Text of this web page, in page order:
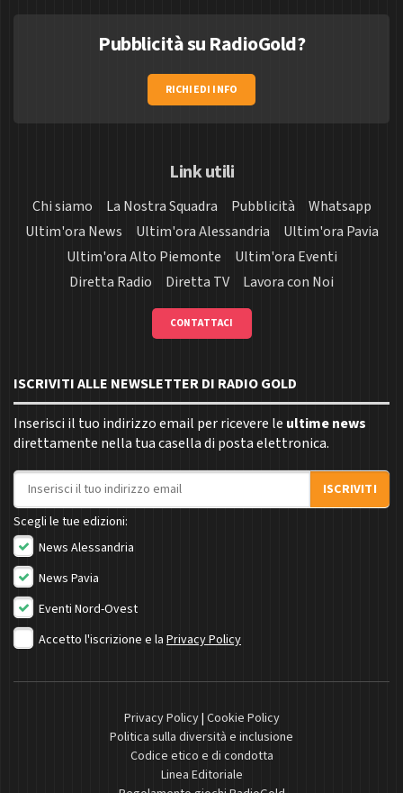
Pubblicità su RadioGold?
RICHIEDI INFO
Link utili
Chi siamo La Nostra Squadra Pubblicità
Whatsapp
Ultim'ora News
Ultim'ora Alessandria
Ultim'ora Pavia
Ultim'ora Alto Piemonte
Ultim'ora Eventi
Diretta Radio
Diretta TV Lavora con Noi
CONTATTACI
ISCRIVITI ALLE NEWSLETTER DI RADIO GOLD
Inserisci il tuo indirizzo email per ricevere le ultime news
direttamente nella tua casella di posta elettronica.
Indirizzo email
ISCRIVITI
Scegli le tue edizioni:
News Alessandria
News Pavia
Eventi Nord-Ovest
Accetto l'iscrizione e la Privacy Policy
Privacy Policy| Cookie Policy
Politica sulla diversità e inclusione
Codice etico e di condotta
Linea Editoriale